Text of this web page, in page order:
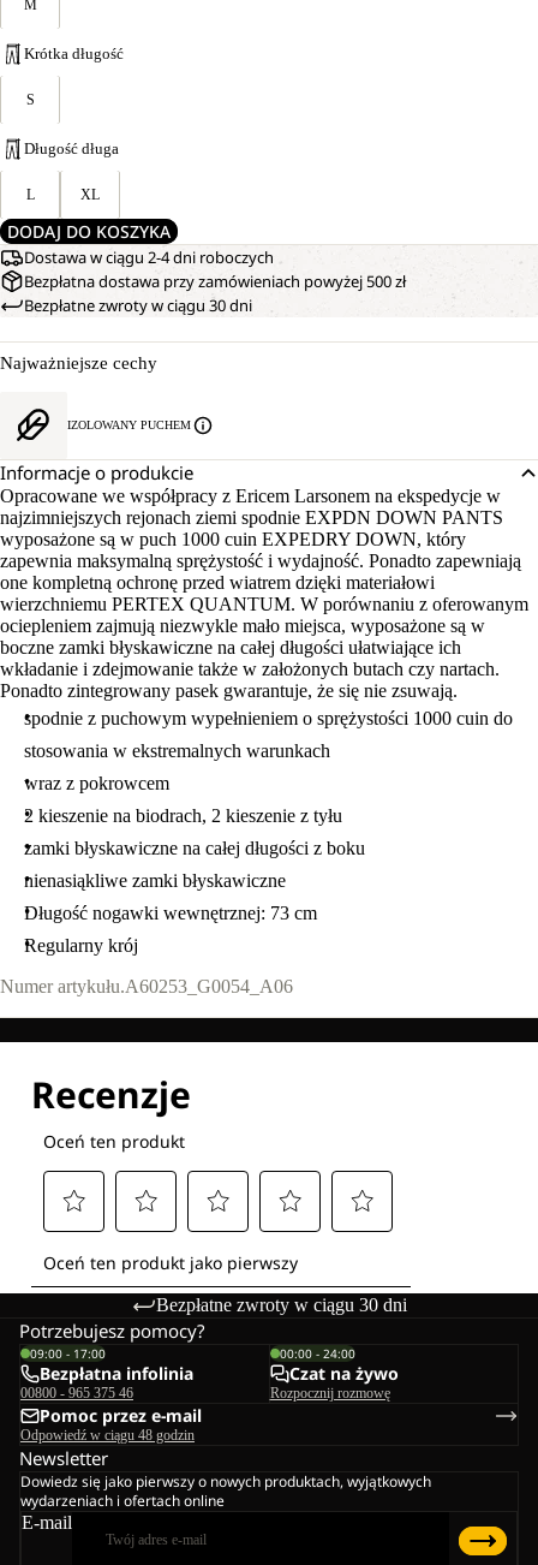
M
Krótka długość
S
Długość długa
L XL
DODAJ DO KOSZYKA
Dostawa w ciągu 2-4 dni roboczych
Bezpłatna dostawa przy zamówieniach powyżej 500 zł
Bezpłatne zwroty w ciągu 30 dni
Najważniejsze cechy
IZOLOWANY PUCHEM
Informacje o produkcie
Opracowane we współpracy z Ericem Larsonem na ekspedycje w
najzimniejszych rejonach ziemi spodnie EXPDN DOWN PANTS
wyposażone są w puch 1000 cuin EXPEDRY DOWN, który
zapewnia maksymalną sprężystość i wydajność. Ponadto zapewniają
one kompletną ochronę przed wiatrem dzięki materiałowi
wierzchniemu PERTEX QUANTUM. W porównaniu z oferowanym
ociepleniem zajmują niezwykle mało miejsca, wyposażone są w
boczne zamki błyskawiczne na całej długości ułatwiające ich
wkładanie i zdejmowanie także w założonych butach czy nartach.
Ponadto zintegrowany pasek gwarantuje, że się nie zsuwają.
spodnie z puchowym wypełnieniem o sprężystości 1000 cuin do
stosowania w ekstremalnych warunkach
wraz z pokrowcem
2 kieszenie na biodrach, 2 kieszenie z tyłu
zamki błyskawiczne na całej długości z boku
nienasiąkliwe zamki błyskawiczne
Długość nogawki wewnętrznej: 73 cm
Regularny krój
Numer artykułu.A60253_G0054_A06
Bezpłatne zwroty w ciągu 30 dni
Potrzebujesz pomocy?
09:00 - 17:00
Bezpłatna infolinia
00800 - 965 375 46
00:00 - 24:00
Czat na żywo
Rozpocznij rozmowę
Pomoc przez e-mail
Odpowiedź w ciągu 48 godzin
Newsletter
Dowiedz się jako pierwszy o nowych produktach, wyjątkowych
wydarzeniach i ofertach online
E-mail